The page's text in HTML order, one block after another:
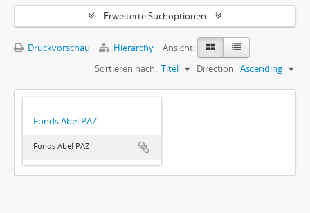
Erweiterte Suchoptionen
Druckvorschau Hierarchy
Ansicht:
Sortieren nach: Titel Direction: Ascending
Fonds Abel PAZ
Fonds Abel PAZ